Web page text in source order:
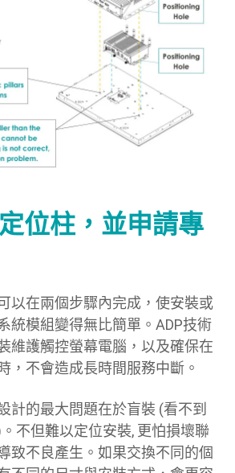
位柱，並申請專
以在兩個步驟內完成，使安裝或
統模組變得無比簡單。ADP技術
維護觸控螢幕電腦，以及確保在
，不會造成長時間服務中斷。
計的最大問題在於盲裝 (看不到
不但難以定位安裝, 更怕損壞聯
致不良產生。如果交換不同的個